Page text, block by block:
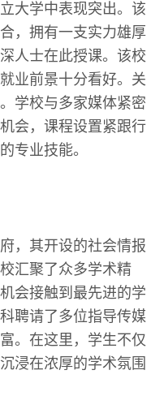
大学中表现突出。该
，拥有一支实力雄厚
人士在此授课。该校
业前景十分看好。关
学校与多家媒体紧密
会，课程设置紧跟行
专业技能。
，其开设的社会情报
汇聚了众多学术精
会接触到最先进的学
聘请了多位指导传媒
。在这里，学生不仅
浸在浓厚的学术氛围